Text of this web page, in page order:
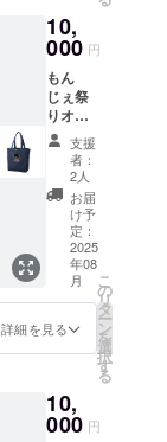
10,
000 円
もん
じぇ祭
りオリ
ジナル
トート
バッグ
(ジーン
体/役
450×H3
60×D13
0(mm)
持ち手/
約
W35×5
60(mm)
支援
者：
2人
お届
け予
定：
2025
年08
月
詳細を見る
こ
の
リ
タ
ー
ン
を
選
択
す
る
10,
000 円